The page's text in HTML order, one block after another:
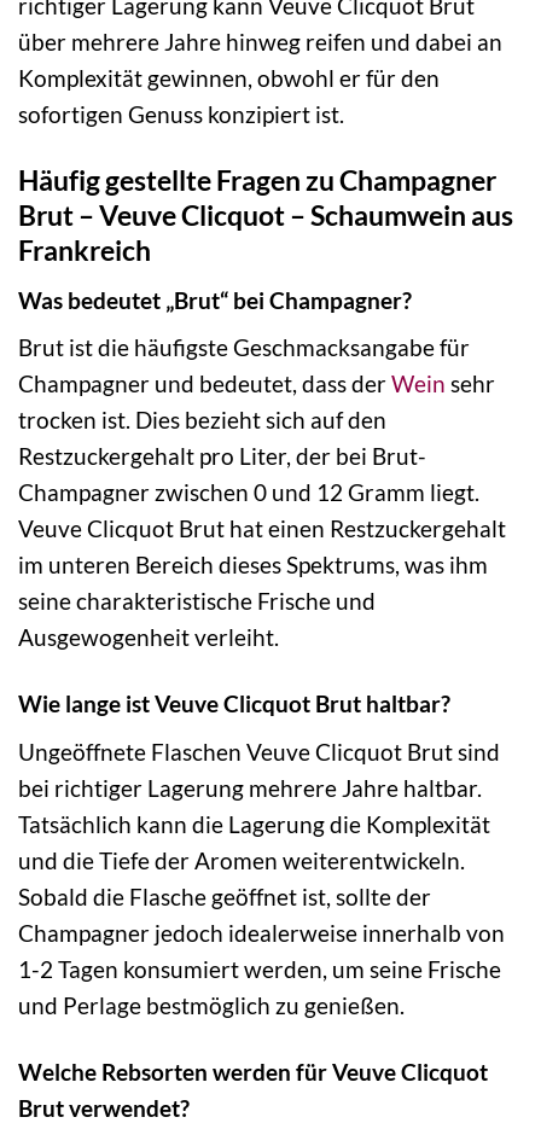
richtiger Lagerung kann Veuve Clicquot Brut
über mehrere Jahre hinweg reifen und dabei an
Komplexität gewinnen, obwohl er für den
sofortigen Genuss konzipiert ist.
Häufig gestellte Fragen zu Champagner
Brut – Veuve Clicquot – Schaumwein aus
Frankreich
Was bedeutet „Brut“ bei Champagner?
Brut ist die häufigste Geschmacksangabe für
Champagner und bedeutet, dass derWein sehr
trocken ist. Dies bezieht sich auf den
Restzuckergehalt pro Liter, der bei Brut-
Champagner zwischen 0 und 12 Gramm liegt.
Veuve Clicquot Brut hat einen Restzuckergehalt
im unteren Bereich dieses Spektrums, was ihm
seine charakteristische Frische und
Ausgewogenheit verleiht.
Wie lange ist Veuve Clicquot Brut haltbar?
Ungeöffnete Flaschen Veuve Clicquot Brut sind
bei richtiger Lagerung mehrere Jahre haltbar.
Tatsächlich kann die Lagerung die Komplexität
und die Tiefe der Aromen weiterentwickeln.
Sobald die Flasche geöffnet ist, sollte der
Champagner jedoch idealerweise innerhalb von
1-2 Tagen konsumiert werden, um seine Frische
und Perlage bestmöglich zu genießen.
Welche Rebsorten werden für Veuve Clicquot
Brut verwendet?